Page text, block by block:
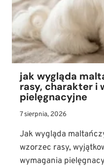
jak wygląda
rasy, charakter i
pielęgnacyjne
7 sierpnia, 2026
Jak wygląda
wzorzec rasy,
wymagania